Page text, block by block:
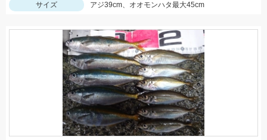
サイズ
アジ39cm、オオモンハタ最大45cm